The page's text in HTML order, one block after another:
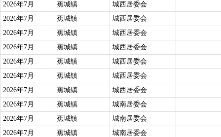
2026年7月
蕉城镇
城西居委会
2026年7月
蕉城镇
城西居委会
2026年7月
蕉城镇
城西居委会
2026年7月
蕉城镇
城西居委会
2026年7月
蕉城镇
城西居委会
2026年7月
蕉城镇
城西居委会
2026年7月
蕉城镇
城西居委会
2026年7月
蕉城镇
城南居委会
2026年7月
蕉城镇
城南居委会
2026年7月
蕉城镇 城南居委会